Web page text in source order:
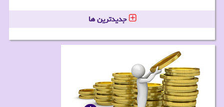
جدیدترین ها